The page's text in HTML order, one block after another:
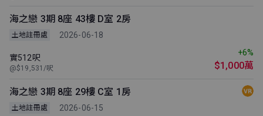
海之戀 3期 8座 43樓 D室 2房
土地註冊處 2026-06-18
實512呎
@$19,531/呎
+6%
$1,000萬
海之戀 3期 8座 29樓 C室 1房
土地註冊處 2026-06-15